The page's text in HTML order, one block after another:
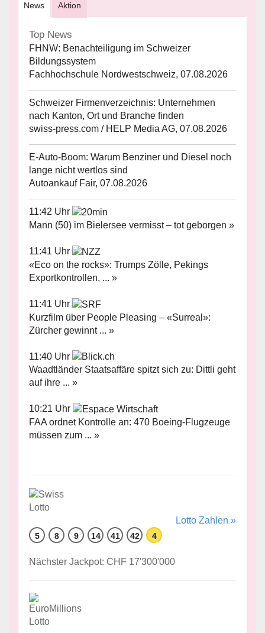
News Aktion
Top News
FHNW: Benachteiligung im Schweizer
Bildungssystem
Fachhochschule Nordwestschweiz, 07.08.2026
Schweizer Firmenverzeichnis: Unternehmen
nach Kanton, Ort und Branche finden
swiss-press.com / HELP Media AG, 07.08.2026
E-Auto-Boom: Warum Benziner und Diesel noch
lange nicht wertlos sind
Autoankauf Fair, 07.08.2026
11:42 Uhr
Mann (50) im Bielersee vermisst – tot geborgen »
11:41 Uhr
«Eco on the rocks»: Trumps Zölle, Pekings
Exportkontrollen, ... »
11:41 Uhr
Kurzfilm über People Pleasing – «Surreal»:
Zürcher gewinnt ... »
11:40 Uhr
Waadtländer Staatsaffäre spitzt sich zu: Dittli geht
auf ihre ... »
10:21 Uhr
FAA ordnet Kontrolle an: 470 Boeing-Flugzeuge
müssen zum ... »
Lotto Zahlen »
5 8 9 14 41 42 4
Nächster Jackpot: CHF 17'300'000